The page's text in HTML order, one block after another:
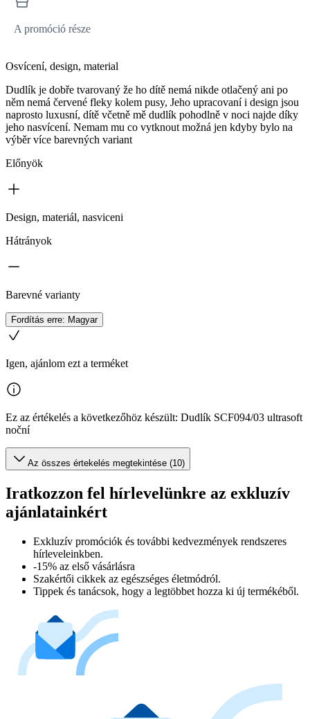
A promóció része
Osvícení, design, material
Dudlík je dobře tvarovaný že ho dítě nemá nikde otlačený ani po
něm nemá červené fleky kolem pusy, Jeho upracovaní i design jsou
naprosto luxusní, dítě včetně mě dudlík pohodlně v noci najde díky
jeho nasvícení. Nemam mu co vytknout možná jen kdyby bylo na
výběr více barevných variant
Előnyök
Design, materiál, nasviceni
Hátrányok
Barevné varianty
Fordítás erre: Magyar
Igen, ajánlom ezt a terméket
Ez az értékelés a következőhöz készült: Dudlík SCF094/03 ultrasoft
noční
Az összes értekelés megtekintése (10)
Iratkozzon fel hírlevelünkre az exkluzív
ajánlatainkért​
Exkluzív promóciók és további kedvezmények rendszeres
hírleveleinkben.
-15% az első vásárlásra
Szakértői cikkek az egészséges életmódról.
Tippek és tanácsok, hogy a legtöbbet hozza ki új termékéből.